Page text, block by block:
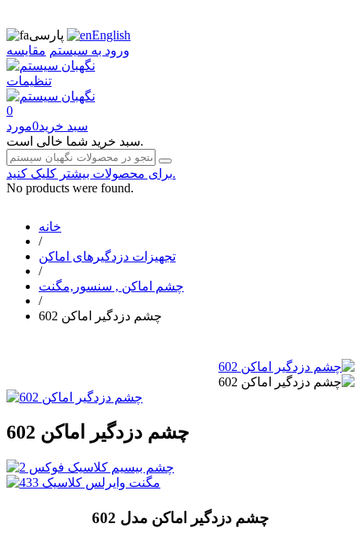
پارسی
English
ورود به سیستم مقایسه
تنظیمات
0
سبد خرید0مورد
سبد خرید شما خالی است.
برای محصولات بیشتر کلیک کنید.
No products were found.
خانه
/
تجهیزات دزدگیرهای اماکن
/
چشم اماکن , سنسور,مگنت
/
چشم دزدگیر اماکن 602
چشم دزدگیر اماکن 602
چشم دزدگیر اماکن مدل 602